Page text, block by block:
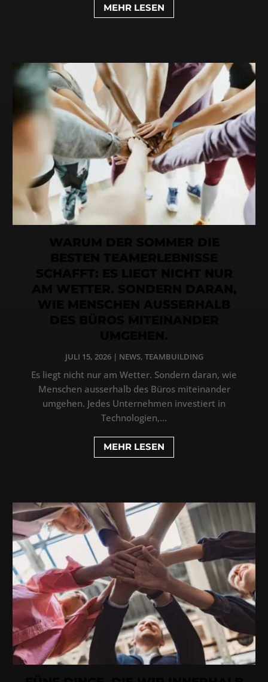
MEHR LESEN
JULI 15, 2026| NEWS, TEAMBUILDING
Es liegt nicht nur am Wetter. Sondern daran, wie
Menschen ausserhalb des Büros miteinander
umgehen. Jedes Unternehmen investiert in
Technologien,...
MEHR LESEN